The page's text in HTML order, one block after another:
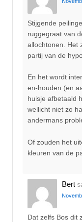
Stijgende
ruggegraat van
allochtonen. Het
partij van de
En het wordt
en-houden (en
huisje afbetaald
wellicht niet zo
andermans
Of zouden het
kleuren van de
Bert
Dat zelfs Bos dit